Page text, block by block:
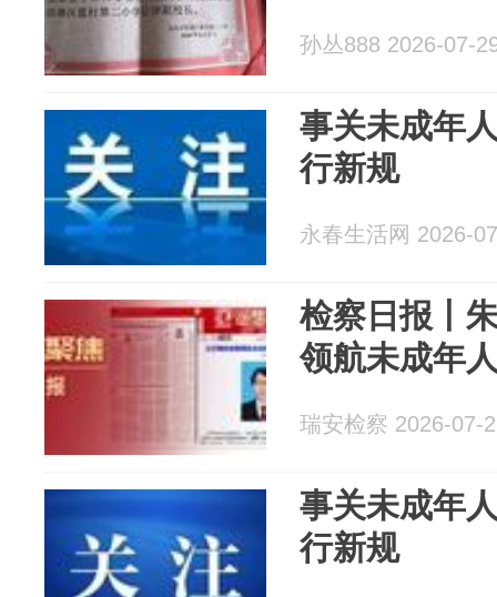
孙丛888 2026-07-
事关未成年
行新规
永春生活网 2026-
检察日报丨
领航未成年
瑞安检察 2026-07-
事关未成年
行新规